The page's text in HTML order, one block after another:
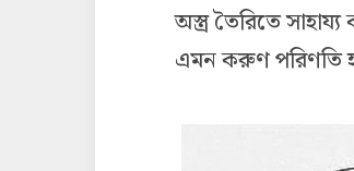
অস্ত্র তৈরিতে
এমন করুণ পরিণতি